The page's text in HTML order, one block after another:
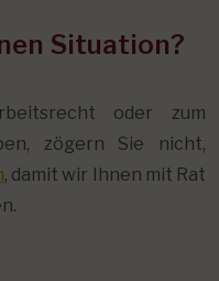
Situation?
oder zum
zögern Sie nicht,
, damit wir Ihnen mit Rat